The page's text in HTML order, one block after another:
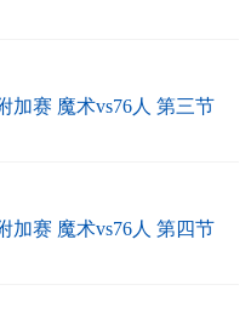
加赛 魔术vs76人 第三节
加赛 魔术vs76人 第四节